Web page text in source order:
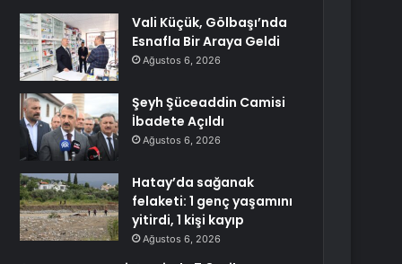
Vali Küçük, Gölbaşı’nda
Esnafla Bir Araya Geldi
Ağustos 6, 2026
Şeyh Şüceaddin Camisi
İbadete Açıldı
Ağustos 6, 2026
Hatay’da sağanak
felaketi: 1 genç yaşamını
yitirdi, 1 kişi kayıp
Ağustos 6, 2026